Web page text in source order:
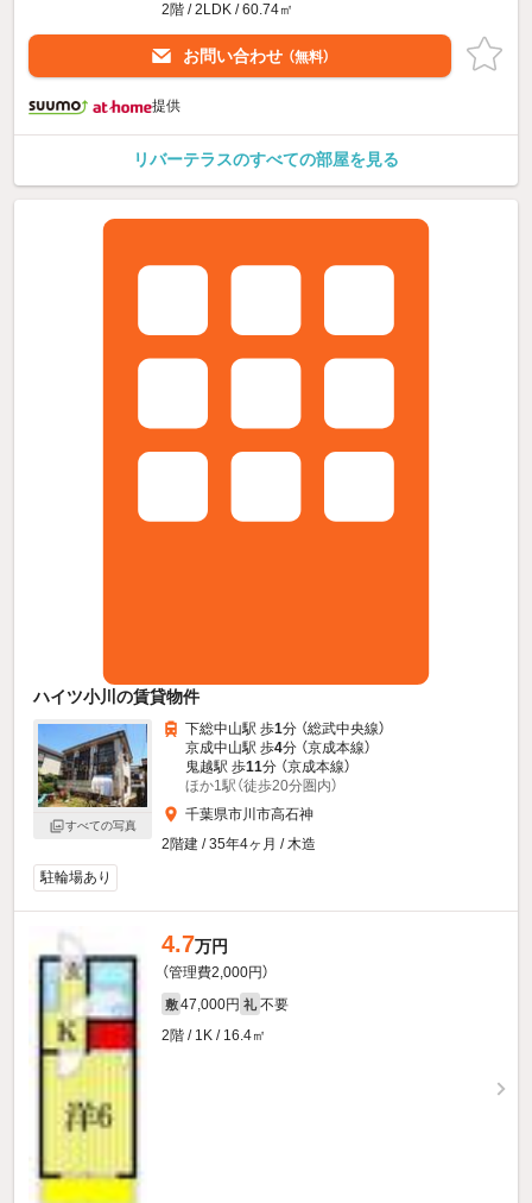
2階 / 2LDK / 60.74㎡
お問い合わせ （無料）
提供
リバーテラスのすべての部屋を見る
ハイツ小川の賃貸物件
すべての写真
下総中山駅 歩1分 （総武中央線）
京成中山駅 歩4分 （京成本線）
鬼越駅 歩11分 （京成本線）
ほか1駅（徒歩20分圏内）
千葉県市川市高石神
2階建 / 35年4ヶ月 / 木造
駐輪場あり
4.7万円
（管理費2,000円）
敷 47,000円 礼 不要
2階 / 1K / 16.4㎡